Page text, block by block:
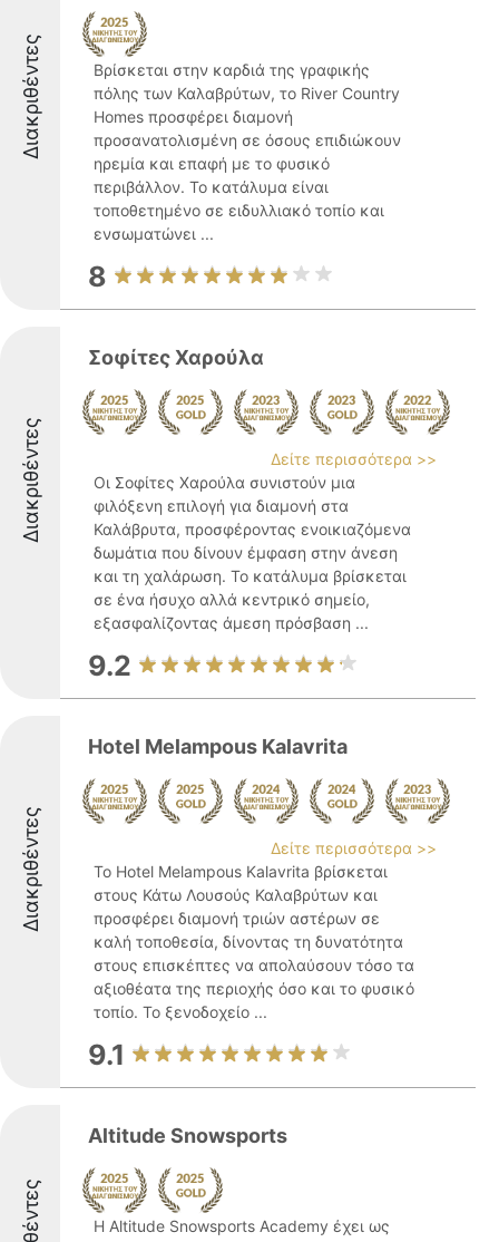
Διακριθέντες
Βρίσκεται στην καρδιά της γραφικής
πόλης των Καλαβρύτων, το River Country
Homes προσφέρει διαμονή
προσανατολισμένη σε όσους επιδιώκουν
ηρεμία και επαφή με το φυσικό
περιβάλλον. Το κατάλυμα είναι
τοποθετημένο σε ειδυλλιακό τοπίο και
ενσωματώνει ...
8
Διακριθέντες
Σοφίτες Χαρούλα
Δείτε περισσότερα >>
Οι Σοφίτες Χαρούλα συνιστούν μια
φιλόξενη επιλογή για διαμονή στα
Καλάβρυτα, προσφέροντας ενοικιαζόμενα
δωμάτια που δίνουν έμφαση στην άνεση
και τη χαλάρωση. Το κατάλυμα βρίσκεται
σε ένα ήσυχο αλλά κεντρικό σημείο,
εξασφαλίζοντας άμεση πρόσβαση ...
9.2
Διακριθέντες
Hotel Melampous Kalavrita
Δείτε περισσότερα >>
Το Hotel Melampous Kalavrita βρίσκεται
στους Κάτω Λουσούς Καλαβρύτων και
προσφέρει διαμονή τριών αστέρων σε
καλή τοποθεσία, δίνοντας τη δυνατότητα
στους επισκέπτες να απολαύσουν τόσο τα
αξιοθέατα της περιοχής όσο και το φυσικό
τοπίο. Το ξενοδοχείο ...
9.1
Altitude Snowsports
Η Altitude Snowsports Academy έχει ως